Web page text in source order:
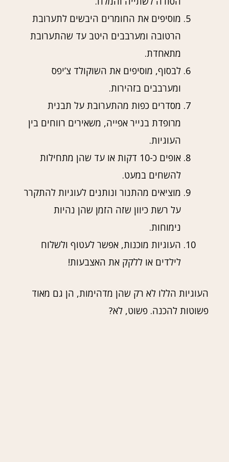
מוסיפים את החומרים היבשים לתערובת
הרטובה ומערבבים היטב עד שהתערובת
מתאחדת.
לבסוף, מוסיפים את השוקולד צ’יפס
ומערבבים בזהירות.
מסדרים כפות מהתערובת על תבנית
מרופדת בנייר אפייה, משאירים רווחים בין
העוגיות.
אופים כ-10 דקות או עד שהן מתחילות
להשחים במעט.
מוציאים מהתנור ונותנים לעוגיות להתקרר
על רשת כיוון שזה הזמן שהן נהיות
נימוחות.
העוגיות מוכנות, אפשר לעטוף ולשלוח
לילדים או ללקק את האצבעות!
העוגיות הללו לא רק שהן מדהימות, הן גם מאוד
פשוטות להכנה. פשוט, לא?